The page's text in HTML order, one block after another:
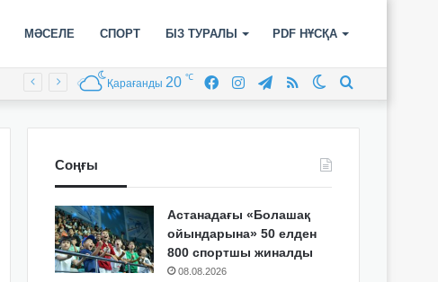
МӘСЕЛЕ СПОРТ БІЗ ТУРАЛЫ PDF НҰСҚА
Switch
RSS
Telegram
Instagram
Facebook
Қарағанды 20 ℃
Соңғы
Астанадағы «Болашақ
ойындарына» 50 елден
800 спортшы жиналды
08.08.2026